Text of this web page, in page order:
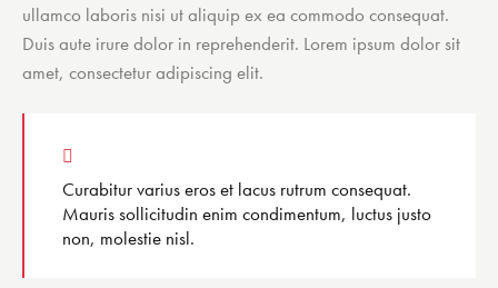
ullamco laboris nisi ut aliquip ex ea commodo consequat.
Duis aute irure dolor in reprehenderit. Lorem ipsum dolor sit
amet, consectetur adipiscing elit.
Curabitur varius eros et lacus rutrum consequat.
Mauris sollicitudin enim condimentum, luctus justo
non, molestie nisl.